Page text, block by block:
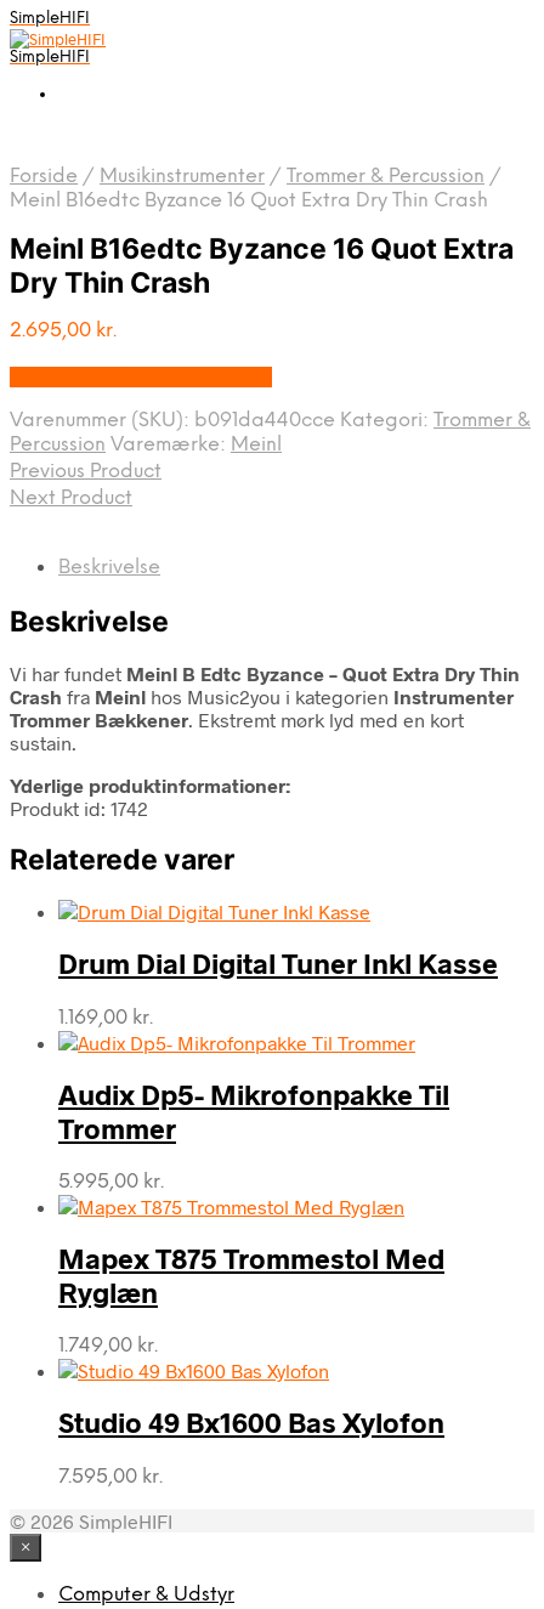
SimpleHIFI
SimpleHIFI
Forside / Musikinstrumenter / Trommer & Percussion /
Meinl B16edtc Byzance 16 Quot Extra Dry Thin Crash
Meinl B16edtc Byzance 16 Quot Extra
Dry Thin Crash
2.695,00 kr.
Varenummer (SKU): b091da440cce Kategori: Trommer &
Percussion Varemærke: Meinl
Previous Product
Next Product
Beskrivelse
Beskrivelse
Vi har fundet Meinl B Edtc Byzance – Quot Extra Dry Thin
Crash fra Meinl hos Music2you i kategorien Instrumenter
Trommer Bækkener. Ekstremt mørk lyd med en kort
sustain.
Yderlige produktinformationer:
Produkt id: 1742
Relaterede varer
Drum Dial Digital Tuner Inkl Kasse
1.169,00 kr.
Audix Dp5- Mikrofonpakke Til
Trommer
5.995,00 kr.
Mapex T875 Trommestol Med
Ryglæn
1.749,00 kr.
Studio 49 Bx1600 Bas Xylofon
7.595,00 kr.
© 2026 SimpleHIFI
×
Computer & Udstyr